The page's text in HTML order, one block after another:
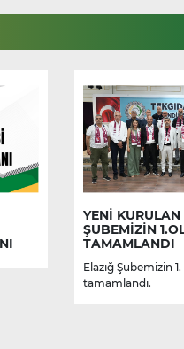
YENİ KURULAN
ŞUBEMİZİN
TAMAMLANDI
Elazığ Şubemizin
tamamlandı.